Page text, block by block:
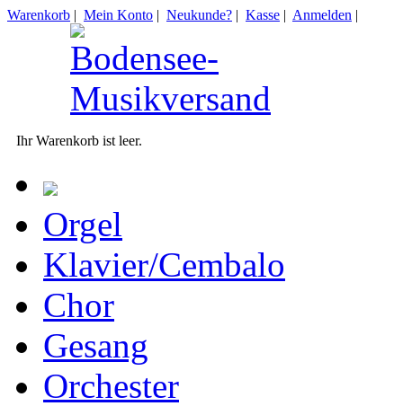
Warenkorb | Mein Konto | Neukunde? | Kasse | Anmelden |
Ihr Warenkorb ist leer.
Orgel
Klavier/Cembalo
Chor
Gesang
Orchester